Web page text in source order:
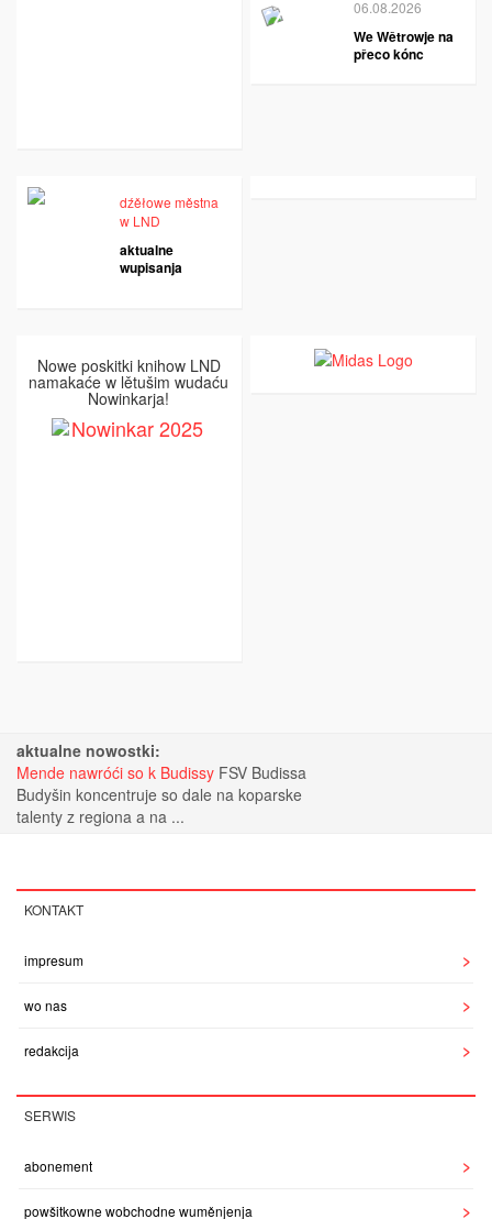
06.08.2026
We Wětrowje na
přeco kónc
dźěłowe městna
w LND
aktualne
wupisanja
Nowe poskitki knihow LND
namakaće w lětušim wudaću
Nowinkarja!
aktualne nowostki:
Mende nawróći so k Budissy FSV Budissa
Budyšin koncentruje so dale na koparske
talenty z regiona a na ...
KONTAKT
impresum
wo nas
redakcija
SERWIS
abonement
powšitkowne wobchodne wuměnjenja